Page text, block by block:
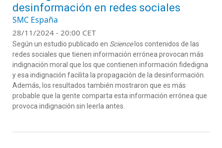
desinformación en redes sociales
SMC España
28/11/2024 - 20:00 CET
Según un estudio publicado en Sciencelos contenidos de las
redes sociales que tienen información errónea provocan más
indignación moral que los que contienen información fidedigna
y esa indignación facilita la propagación de la desinformación.
Además, los resultados también mostraron que es más
probable que la gente comparta esta información errónea que
provoca indignación sin leerla antes.